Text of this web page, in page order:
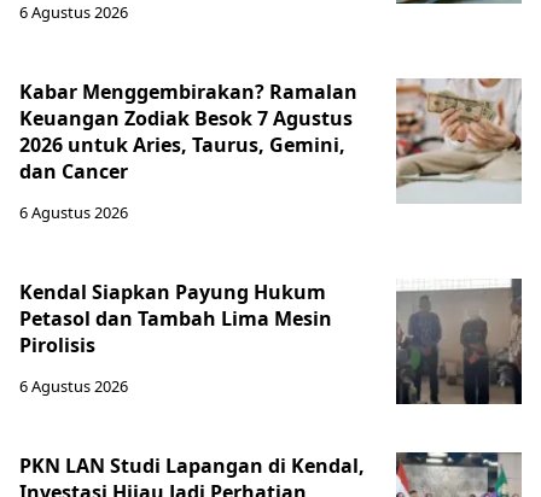
6 Agustus 2026
Kabar Menggembirakan? Ramalan
Keuangan Zodiak Besok 7 Agustus
2026 untuk Aries, Taurus, Gemini,
dan Cancer
6 Agustus 2026
Kendal Siapkan Payung Hukum
Petasol dan Tambah Lima Mesin
Pirolisis
6 Agustus 2026
PKN LAN Studi Lapangan di Kendal,